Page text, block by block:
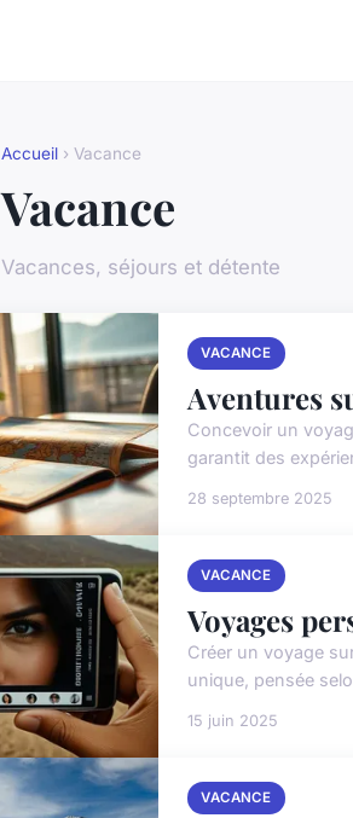
Accueil › Vacance
Vacance
Vacances, séjours et détente
VACANCE
Aventures
Concevoir un
garantit des
28 septembre 2025
VACANCE
Voyages
Créer un voyage
unique, pensée
15 juin 2025
VACANCE